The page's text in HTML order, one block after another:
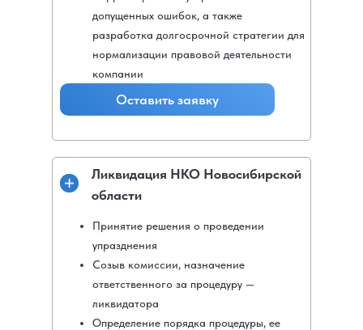
допущенных ошибок, а также
разработка долгосрочной стратегии для
нормализации правовой деятельности
компании
Оставить заявку
Ликвидация НКО Новосибирской
области
Принятие решения о проведении
упразднения
Созыв комиссии, назначение
ответственного за процедуру —
ликвидатора
Определение порядка процедуры, ее